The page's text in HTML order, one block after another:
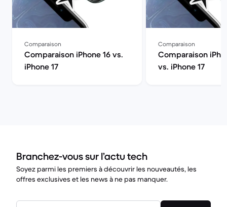
Comparaison
Comparaison iPhone 16 vs.
iPhone 17
Comparaison
Comparaison
vs. iPhone 17
Branchez-vous sur l’actu tech
Soyez parmi les premiers à découvrir les nouveautés, les
offres exclusives et les news à ne pas manquer.